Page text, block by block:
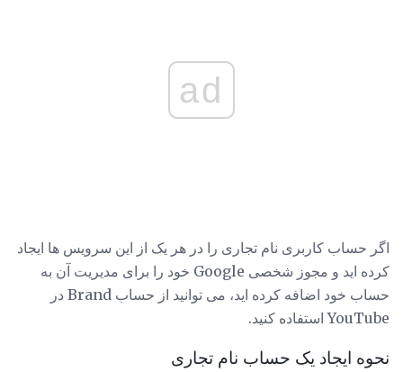
ad
اگر حساب کاربری نام تجاری را در هر یک از این سرویس ها ایجاد
کرده اید و مجوز شخصی Google خود را برای مدیریت آن به
حساب خود اضافه کرده اید، می توانید از حساب Brand در
YouTube استفاده کنید.
نحوه ایجاد یک حساب نام تجاری